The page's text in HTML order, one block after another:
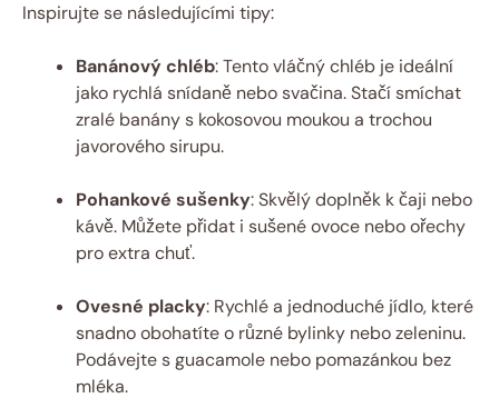
Inspirujte ⁢se následujícími tipy:
Banánový chléb: Tento vláčný chléb je ideální‌
jako rychlá snídaně nebo svačina. Stačí smíchat
zralé banány‌ s‌ kokosovou moukou a trochou
javorového sirupu.
Pohankové​ sušenky:⁣ Skvělý doplněk k čaji‍ nebo
kávě. Můžete ⁢přidat‍ i⁤ sušené ovoce⁣ nebo ​ořechy ​
pro extra chuť.
Ovesné placky:‌ Rychlé a jednoduché ​jídlo, které‌
snadno obohatíte o různé bylinky nebo zeleninu.⁢
Podávejte s ​guacamole⁤ nebo pomazánkou bez⁣
mléka.